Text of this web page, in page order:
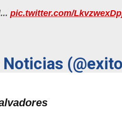
pic.twitter.com/